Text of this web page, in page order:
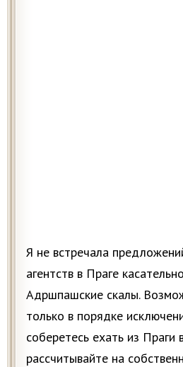
Я не встречала
агентств в Праге
Адршпашские скалы.
только в порядке
соберетесь ехать из Праги
рассчитывайте на